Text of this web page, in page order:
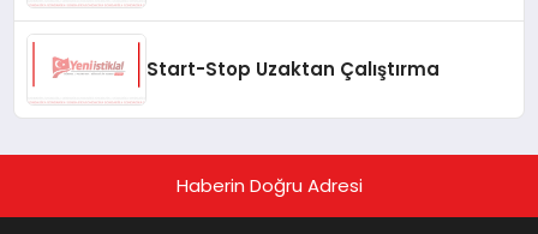
Start-Stop Uzaktan Çalıştırma
Haberin Doğru Adresi